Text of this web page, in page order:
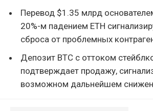
Перевод $1.35 млрд
20%-м падением ETH
сброса от проблемных
Депозит BTC с оттоком
подтверждает продажу,
возможном дальнейшем